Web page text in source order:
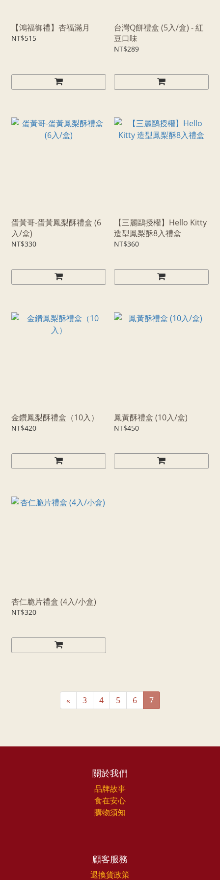
【鴻福御禮】杏福滿月
NT$515
台灣Q餅禮盒 (5入/盒) - 紅
豆口味
NT$289
蛋黃哥-蛋黃鳳梨酥禮盒 (6
入/盒)
NT$330
【三麗鷗授權】Hello Kitty
造型鳳梨酥8入禮盒
NT$360
金鑽鳳梨酥禮盒（10入）
NT$420
鳳黃酥禮盒 (10入/盒)
NT$450
杏仁脆片禮盒 (4入/小盒)
NT$320
« 3 4 5 6 7
關於我們
品牌故事
食在安心
購物須知
顧客服務
退換貨政策